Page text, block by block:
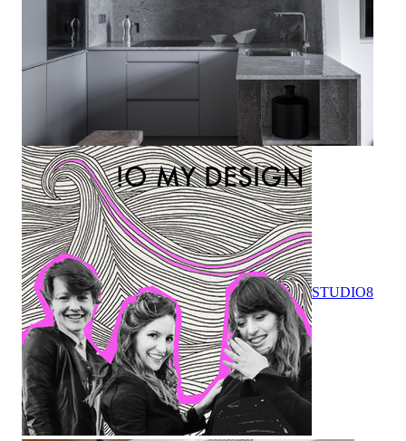
STUDIO8